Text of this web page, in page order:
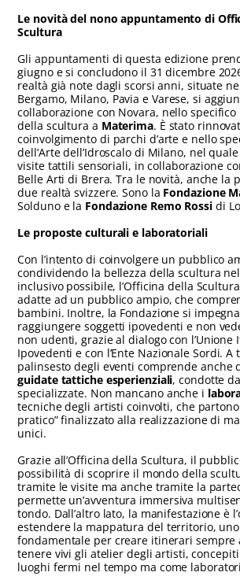
Le novità del nono appuntamento di
Scultura
Gli appuntamenti di questa edizione
giugno e si concludono il 31 dicembre
realtà già note dagli scorsi anni, situate
Bergamo, Milano, Pavia e Varese, si
collaborazione con Novara, nello
della scultura a Materima. È stato
coinvolgimento di parchi d’arte e nello
dell’Arte dell’Idroscalo di Milano, nel
visite tattili sensoriali, in collaborazione
Belle Arti di Brera. Tra le novità, anche la
due realtà svizzere. Sono la Fondazione
Solduno e la Fondazione Remo Rossi di
Le proposte culturali e laboratoriali
Con l’intento di coinvolgere un pubblico
condividendo la bellezza della scultura
inclusivo possibile, l’Officina della
adatte ad un pubblico ampio, che
bambini. Inoltre, la Fondazione si
raggiungere soggetti ipovedenti e non
non udenti, grazie al dialogo con l’Unione
Ipovedenti e con l’Ente Nazionale Sordi.
palinsesto degli eventi comprende anche
guidate tattiche esperienziali, condotte
specializzate. Non mancano anche i
tecniche degli artisti coinvolti, che
pratico” finalizzato alla realizzazione di
unici.
Grazie all’Officina della Scultura, il
possibilità di scoprire il mondo della
tramite le visite ma anche tramite la
permette un’avventura immersiva
tondo. Dall’altro lato, la manifestazione è
estendere la mappatura del territorio,
fondamentale per creare itinerari sempre
tenere vivi gli atelier degli artisti,
luoghi fermi nel tempo ma come